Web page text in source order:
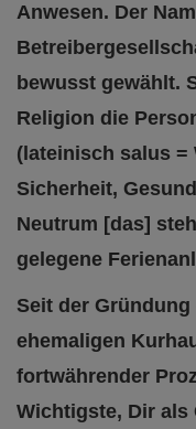
Anwesen. Der
bewusst gewählt.
Religion die
(lateinisch salus =
Sicherheit,
Neutrum [das]
gelegene
Seit der
ehemaligen
fortwährender
Wichtigste, Dir als